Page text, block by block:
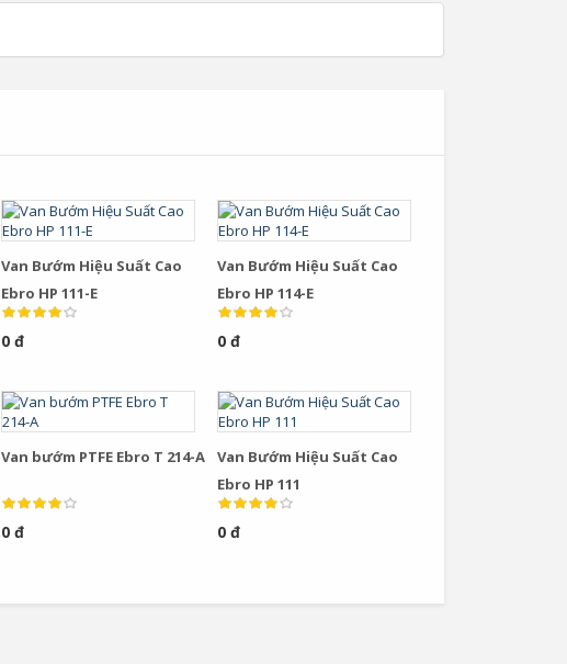
Van Bướm Hiệu Suất Cao
Ebro HP 111-E
0 đ
Van Bướm Hiệu Suất Cao
Ebro HP 114-E
0 đ
Van bướm PTFE Ebro T 214-A
0 đ
Van Bướm Hiệu Suất Cao
Ebro HP 111
0 đ